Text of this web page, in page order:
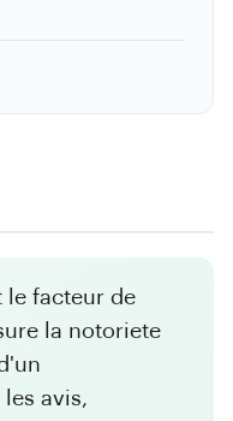
le facteur de
la notoriete
les avis,